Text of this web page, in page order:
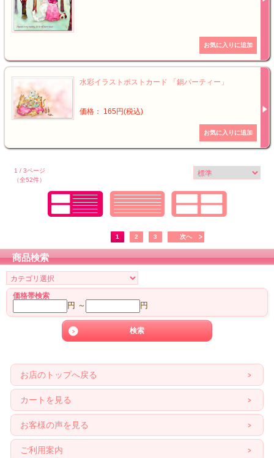
水彩イラストポストカード 「鍋パーティー」
価格： 165円(税込)
1 / 3ページ
（全52件）
1 2 3 次へ
商品検索
価格帯検索
円 ～ 円
お店のトップへ戻る
カートを見る
お客様の声を見る
ご利用案内